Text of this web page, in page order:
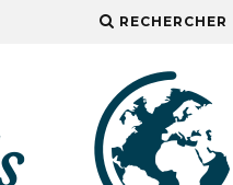
RECHERCHER